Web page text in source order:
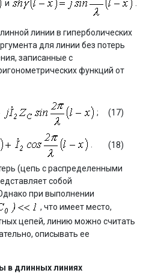
и
линии в гиперболических
для линии без потерь
записанные с
функций от
; (17)
(18)
(цепь с распределенными
собой
при выполнении
, что имеет место,
цепей, линию можно считать
описывать ее
в длинных линиях